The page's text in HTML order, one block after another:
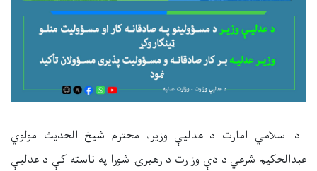
د اسلامي امارت د عدلیې وزیر، محترم شیخ الحدیث مولوي
عبدالحکیم شرعي د دې وزارت د رهبرۍ شورا په ناسته کې د عدلیې